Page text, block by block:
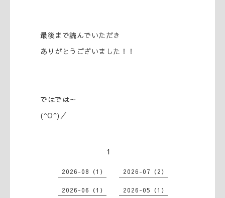
最後まで読んでいただき
ありがとうございました！！
ではでは～
(^O^)／
1
2026-08（1） 2026-07（2）
2026-06（1） 2026-05（1）